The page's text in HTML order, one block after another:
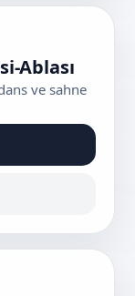
Ablası
ve sahne